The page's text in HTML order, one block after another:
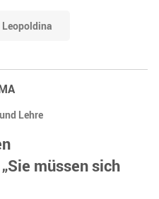
Leopoldina
Lehre
müssen sich